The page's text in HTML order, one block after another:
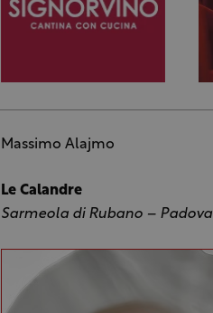
Massimo Alajmo
Le Calandre
Sarmeola di Rubano – Padova